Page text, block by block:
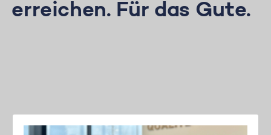
erreichen. Für das Gute.